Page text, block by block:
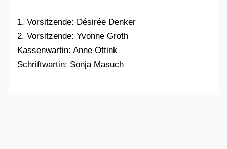
1. Vorsitzende: Désirée Denker
2. Vorsitzende: Yvonne Groth
Kassenwartin: Anne Ottink
Schriftwartin: Sonja Masuch